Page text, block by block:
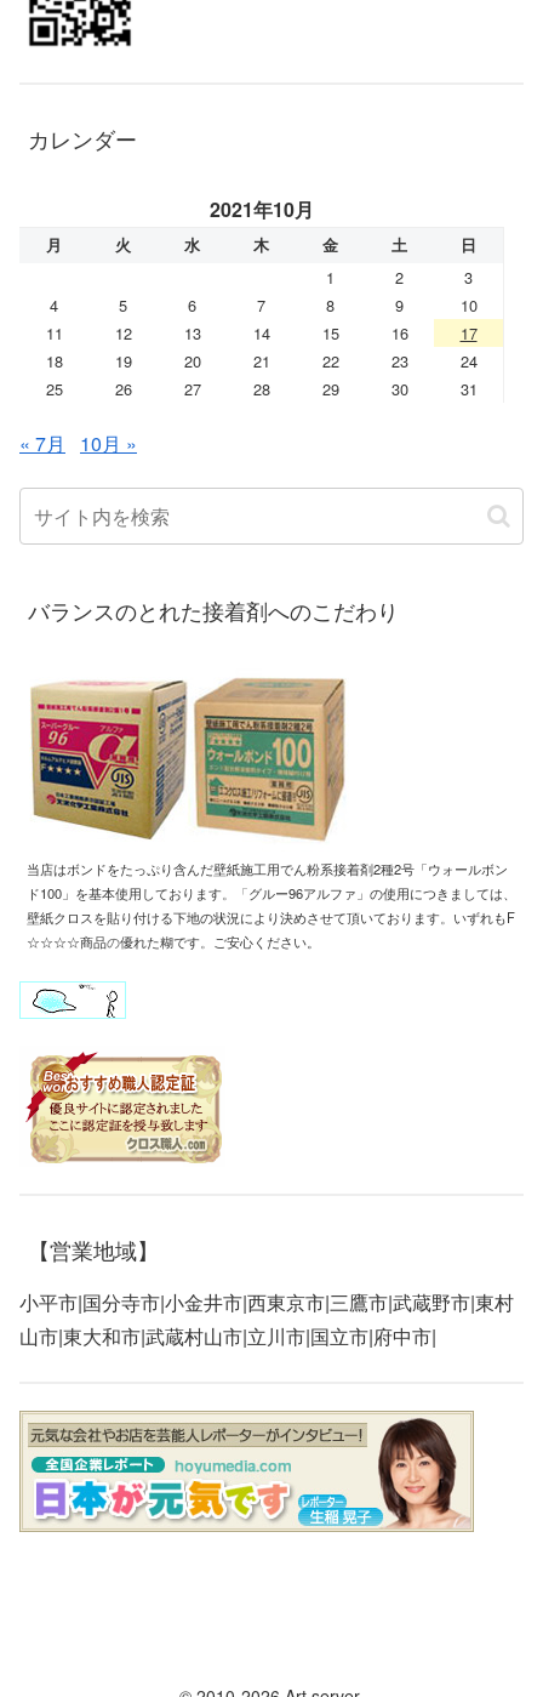
カレンダー
2021年10月
月 火 水 木 金 土 日
1 2
3
4
5 6 7 8 9
10
11
12 13 14 15 16
17
18
19 20 21 22 23
24
25
26 27 28 29 30 31
« 7月 10月 »
バランスのとれた接着剤へのこだわり
当店はボンドをたっぷり含んだ壁紙施工用でん粉系接着剤2種2号「ウォールボン
ド100」 を基本使用しております 。「グルー96アルファ」の使用につきましては、
壁紙クロスを貼り付ける下地の状況により決めさせて頂いております
いずれもF
☆☆☆☆商品の優れた糊です ご安心ください。
【営業地域】
小平市|国分寺市|小金井市|西東京市|三鷹市|武蔵野市|東村
山市|東大和市|武蔵村山市|立川市|国立市|府中市|